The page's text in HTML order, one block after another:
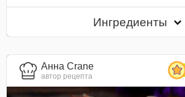
Ингредиенты
Анна Crane
автор рецепта